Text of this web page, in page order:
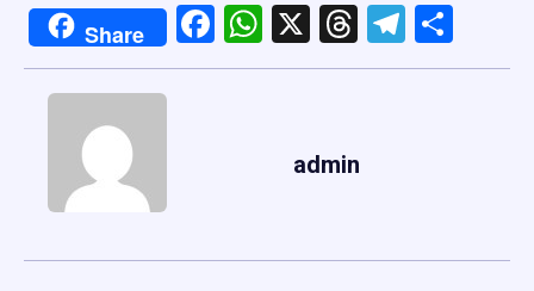
Share Facebook
WhatsApp
X Threads
admin